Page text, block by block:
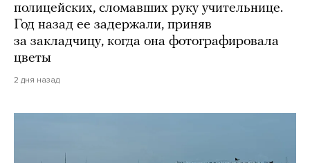
полицейских, сломавших руку учительнице.
Год назад ее задержали, приняв
за закладчицу, когда она фотографировала
цветы
2 дня назад